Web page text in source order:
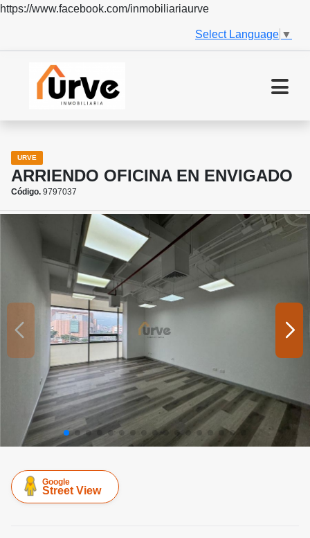
https://www.facebook.com/inmobiliariaurve
Select Language ▼
URVE
ARRIENDO OFICINA EN ENVIGADO
Código. 9797037
Google
Street View